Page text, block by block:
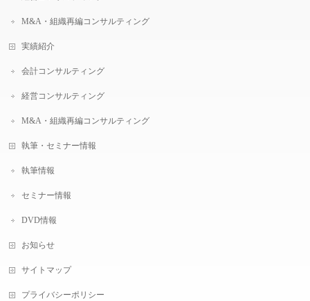
M&A・組織再編コンサルティング
実績紹介
会計コンサルティング
経営コンサルティング
M&A・組織再編コンサルティング
執筆・セミナー情報
執筆情報
セミナー情報
DVD情報
お知らせ
サイトマップ
プライバシーポリシー